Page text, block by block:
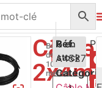
Câble
Bobine
de
10
mètres
16,50
TTC
6 en
stock
Réf.
A4527